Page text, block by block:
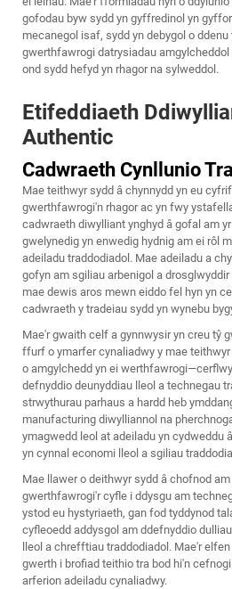
gofodau byw sydd yn gyffredinol yn
mecanegol isaf, sydd yn debygol o
gwerthfawrogi datrysiadau amgylcheddol
ond sydd hefyd yn rhagor na sylweddol.
Etifeddiaeth
Authentic
Cadwraeth Cynllunio
Mae teithwyr sydd â chynnydd yn eu
gwerthfawrogi'n rhagor ac yn fwy
cadwraeth diwylliant ynghyd â gofal am
gwelynedig yn enwedig hydnig am ei rôl
adeiladu traddodiadol. Mae adeiladu a
gofyn am sgiliau arbenigol a
mae dewis aros mewn eiddo fel hyn yn
cadwraeth y tradeiau sydd yn wynebu
Mae'r gwaith celf a gynnwysir yn creu tŷ
ffurf o ymarfer cynaliadwy y mae
o amgylchedd yn ei
defnyddio deunyddiau lleol a technegau
strwythurau parhaus a hardd heb
manufacturing diwylliannol na
ymagwedd leol at adeiladu yn cydweddu
yn cynnal economi lleol a sgiliau
Mae llawer o deithwyr sydd â chofnod
gwerthfawrogi'r cyfle i ddysgu am
ystod eu hystyriaeth, gan fod tyddynod
cyfleoedd addysgol am ddefnyddio
lleol a chrefftiau traddodiadol. Mae'r
gwerth i brofiad teithio tra bod hi'n
arferion adeiladu cynaliadwy.